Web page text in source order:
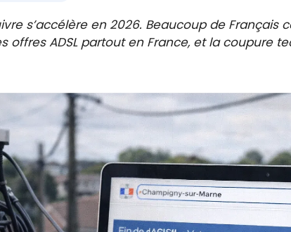
s’accélère en 2026. Beaucoup de Français
offres ADSL partout en France, et la coupure